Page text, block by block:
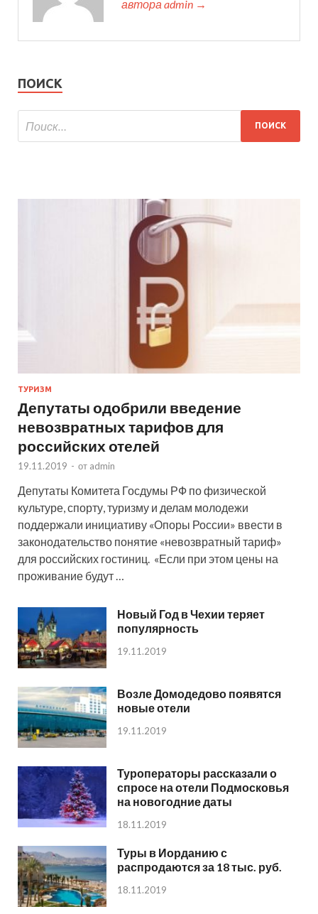
автора admin →
ПОИСК
ТУРИЗМ
Депутаты одобрили введение
невозвратных тарифов для
российских отелей
19.11.2019 - от admin
Депутаты Комитета Госдумы РФ по физической
культуре, спорту, туризму и делам молодежи
поддержали инициативу «Опоры России» ввести в
законодательство понятие «невозвратный тариф»
для российских гостиниц. «Если при этом цены на
проживание будут …
Новый Год в Чехии теряет
популярность
19.11.2019
Возле Домодедово появятся
новые отели
19.11.2019
Туроператоры рассказали о
спросе на отели Подмосковья
на новогодние даты
18.11.2019
Туры в Иорданию с
распродаются за 18 тыс. руб.
18.11.2019